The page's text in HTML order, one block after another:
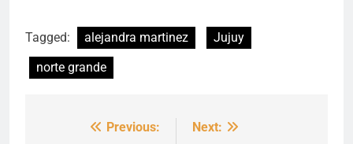
Tagged: alejandra martinez
Jujuy
norte grande
Navegación
Previous:
Next: